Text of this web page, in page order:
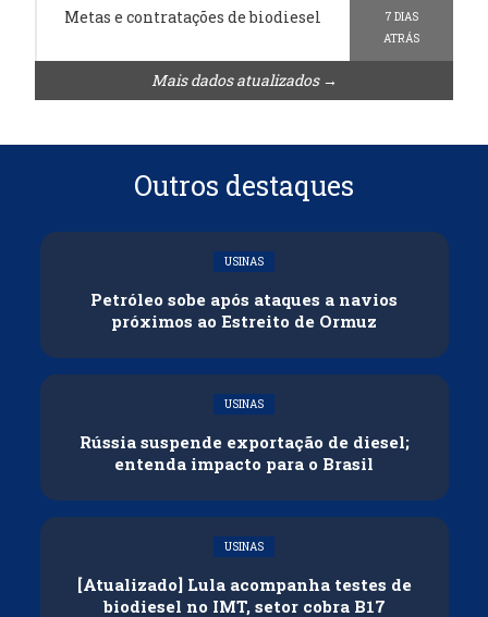
Metas e contratações de biodiesel
7 DIAS
ATRÁS
Mais dados atualizados →
Outros destaques
USINAS
Petróleo sobe após ataques a navios
próximos ao Estreito de Ormuz
USINAS
Rússia suspende exportação de diesel;
entenda impacto para o Brasil
USINAS
[Atualizado] Lula acompanha testes de
biodiesel no IMT, setor cobra B17